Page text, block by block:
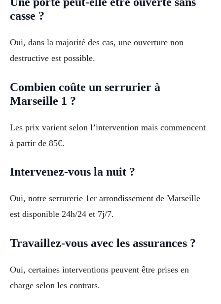
casse ?
Oui, dans la majorité des cas, une ouverture non
destructive est possible.
Combien coûte un serrurier à
Marseille 1 ?
Les prix varient selon l’intervention mais commencent
à partir de 85€.
Intervenez-vous la nuit ?
Oui, notre serrurerie 1er arrondissement de Marseille
est disponible 24h/24 et 7j/7.
Travaillez-vous avec les assurances ?
Oui, certaines interventions peuvent être prises en
charge selon les contrats.